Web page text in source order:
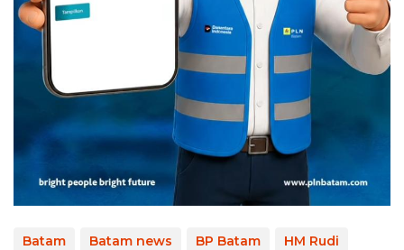
Batam Batam news BP Batam
HM Rudi